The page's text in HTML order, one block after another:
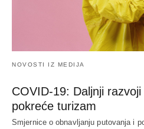
NOVOSTI IZ MEDIJA
COVID-19: Daljnji
pokreće turizam
Smjernice o obnavljanju putovanja i